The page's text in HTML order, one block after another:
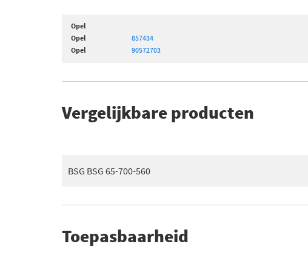
Opel
Opel
857434
Opel
90572703
Vergelijkbare producten
BSG BSG 65-700-560
Toepasbaarheid